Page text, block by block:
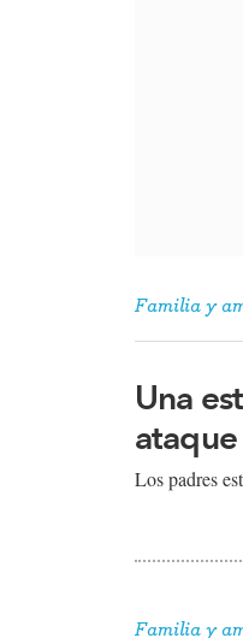
Familia y
Una
Los padres
Familia y